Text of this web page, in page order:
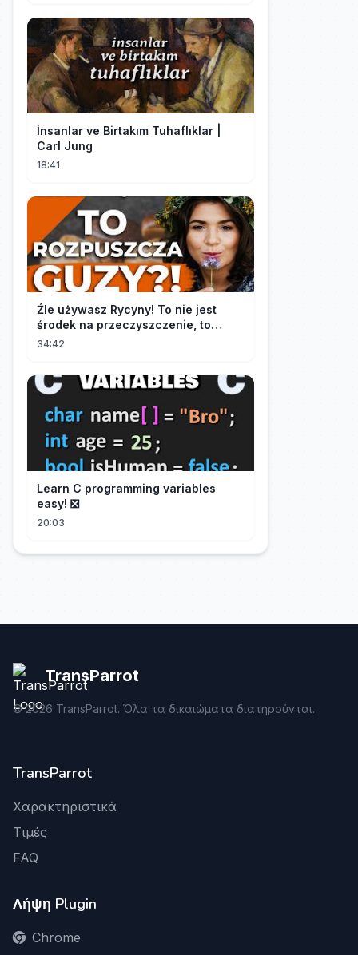
İnsanlar ve Birtakım Tuhaflıklar |
Carl Jung
18:41
Źle używasz Rycyny! To nie jest
środek na przeczyszczenie, to
potężny "rozpuszczalnik".
34:42
Learn C programming variables
easy! ❎
20:03
TransParrot
©2026 TransParrot. Όλα τα δικαιώματα διατηρούνται.
TransParrot
Χαρακτηριστικά
Τιμές
FAQ
Λήψη Plugin
Chrome